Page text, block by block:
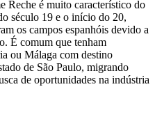
Reche é muito característico do
século 19 e o início do 20,
os campos espanhóis devido a
É comum que tenham
ou Málaga com destino
de São Paulo, migrando
de oportunidades na indústria